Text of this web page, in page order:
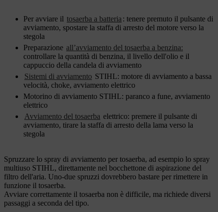
Per avviare il tosaerba a batteria : tenere premuto il pulsante di
avviamento, spostare la staffa di arresto del motore verso la
stegola
Preparazione all’avviamento del tosaerba a benzina:
controllare la quantità di benzina, il livello dell'olio e il
cappuccio della candela di avviamento
Sistemi di avviamento STIHL: motore di avviamento a bassa
velocità, choke, avviamento elettrico
Motorino di avviamento STIHL: paranco a fune, avviamento
elettrico
Avviamento del tosaerba elettrico: premere il pulsante di
avviamento, tirare la staffa di arresto della lama verso la
stegola
Spruzzare lo spray di avviamento per tosaerba, ad esempio lo spray
multiuso STIHL, direttamente nel bocchettone di aspirazione del
filtro dell'aria. Uno-due spruzzi dovrebbero bastare per rimettere in
funzione il tosaerba.
Avviare correttamente il tosaerba non è difficile, ma richiede diversi
passaggi a seconda del tipo.